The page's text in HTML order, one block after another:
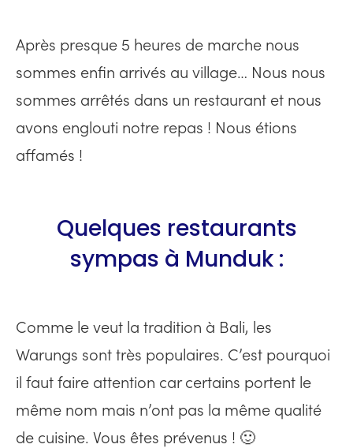
Après presque 5 heures de marche nous
sommes enfin arrivés au village… Nous nous
sommes arrêtés dans un restaurant et nous
avons englouti notre repas ! Nous étions
affamés !
Quelques restaurants
sympas à Munduk :
Comme le veut la tradition à Bali, les
Warungs sont très populaires. C’est pourquoi
il faut faire attention car certains portent le
même nom mais n’ont pas la même qualité
de cuisine. Vous êtes prévenus ! 🙂